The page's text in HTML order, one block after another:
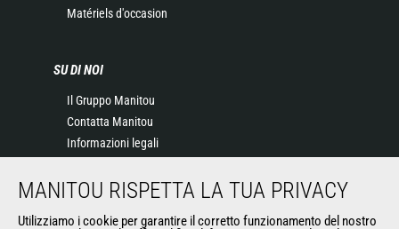
Matériels d'occasion
SU DI NOI
Il Gruppo Manitou
Contatta Manitou
Informazioni legali
News
MANITOU RISPETTA LA TUA PRIVACY
Utilizziamo i cookie per garantire il corretto funzionamento del nostro